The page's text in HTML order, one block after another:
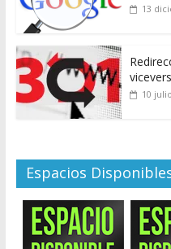
13
10
Espacios